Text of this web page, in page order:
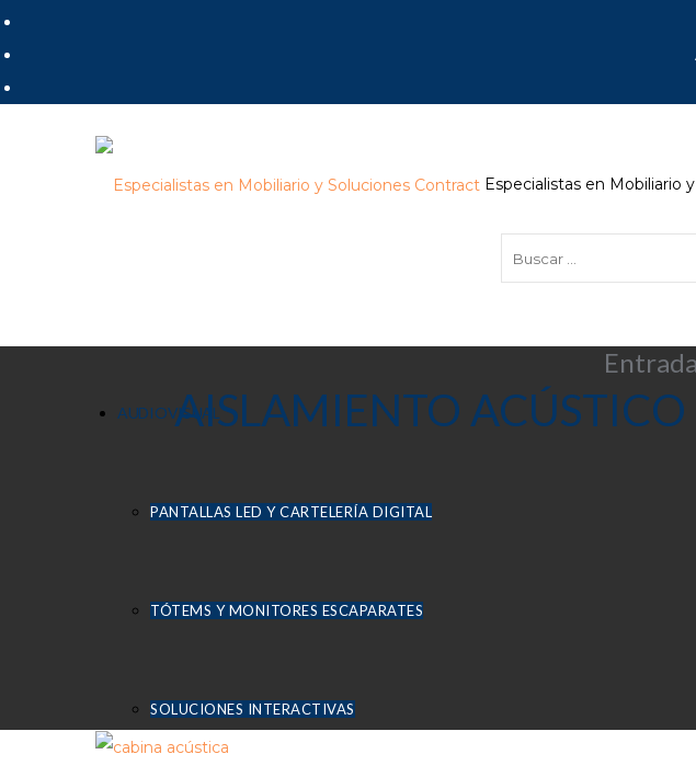
Especialistas en Mobiliario
AUDIOVISUAL
PANTALLAS LED Y CARTELERÍA DIGITAL
TÓTEMS Y MONITORES ESCAPARATES
SOLUCIONES INTERACTIVAS
AISLAMIENTO